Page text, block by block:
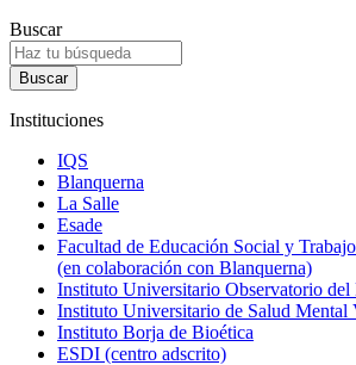
Buscar
Instituciones
IQS
Blanquerna
La Salle
Esade
Facultad de Educación Social y
(en colaboración con Blanquerna)
Instituto Universitario Observatorio del
Instituto Universitario de Salud Mental
Instituto Borja de Bioética
ESDI (centro adscrito)